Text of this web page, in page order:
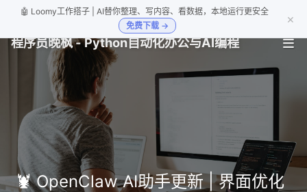
🤖 Loomy工作搭子 | AI替你整理、写内容、看数据，本地运行更安全
免费下载 →
×
程序员晚枫 - Python自动化办公与AI编程
🦞 OpenClaw AI助手更新 | 界面优化